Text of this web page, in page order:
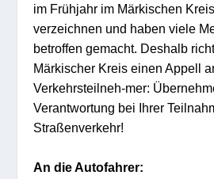
im Frühjahr im Märkischen
verzeichnen und haben viele
betroffen gemacht. Deshalb
Märkischer Kreis einen Appell
Verkehrsteilneh-mer:
Verantwortung bei Ihrer
Straßenverkehr!
An die Autofahrer: